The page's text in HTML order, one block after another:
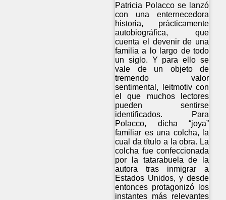
Patricia Polacco se lanzó
con una enternecedora
historia, prácticamente
autobiográfica, que
cuenta el devenir de una
familia a lo largo de todo
un siglo. Y para ello se
vale de un objeto de
tremendo valor
sentimental, leitmotiv con
el que muchos lectores
pueden sentirse
identificados. Para
Polacco, dicha “joya”
familiar es una colcha, la
cual da título a la obra. La
colcha fue confeccionada
por la tatarabuela de la
autora tras inmigrar a
Estados Unidos, y desde
entonces protagonizó los
instantes más relevantes